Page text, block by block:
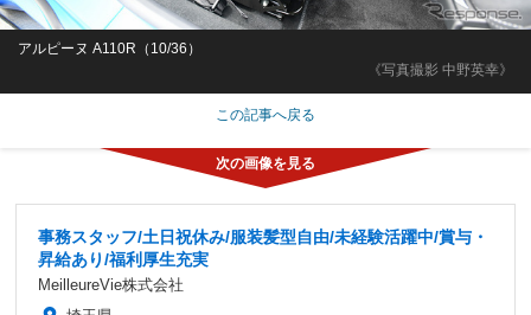
《写真撮影 中野英幸》
アルピーヌ A110R（10/36）
この記事へ戻る
事務スタッフ/土日祝休み/服装髪型自由/未経験活躍中/賞与・
昇給あり/福利厚生充実
MeilleureVie株式会社